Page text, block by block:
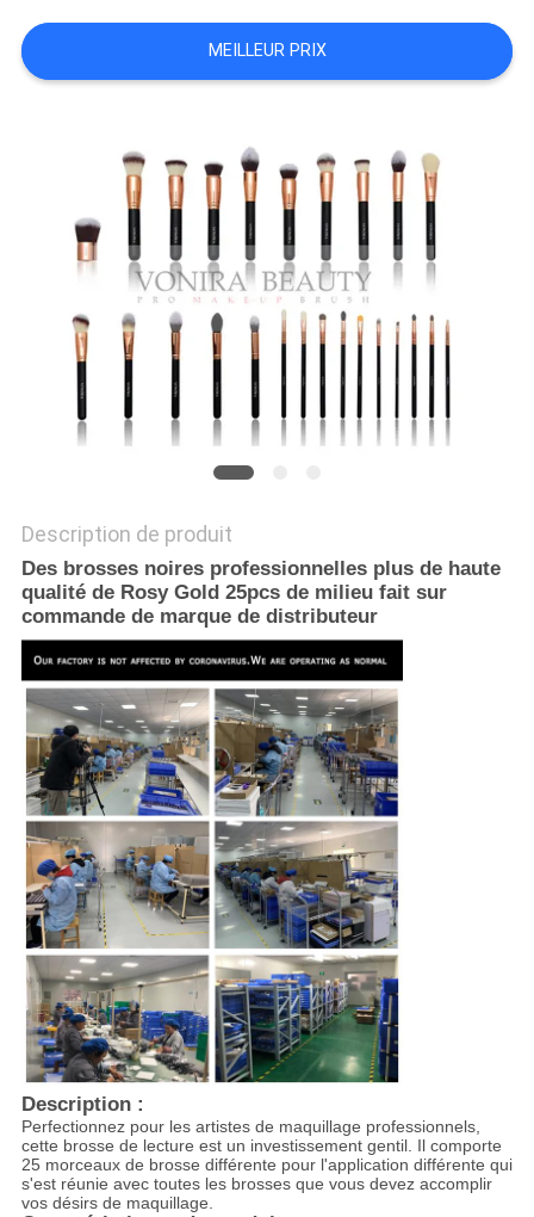
POLICY
MEILLEUR PRIX
Description de produit
Des brosses noires professionnelles plus de haute
qualité de Rosy Gold 25pcs de milieu fait sur
commande de marque de distributeur
Description :
Perfectionnez pour les artistes de maquillage professionnels,
cette brosse de lecture est un investissement gentil. Il comporte
25 morceaux de brosse différente pour l'application différente qui
s'est réunie avec toutes les brosses que vous devez accomplir
vos désirs de maquillage.